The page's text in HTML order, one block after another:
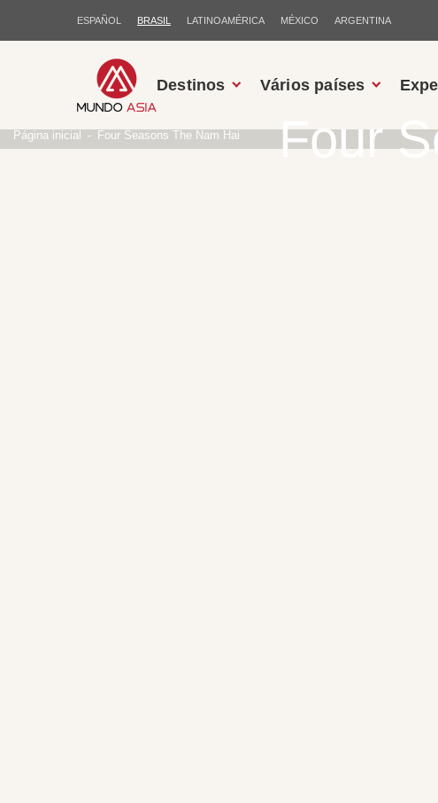
ESPAÑOL BRASIL LATINOAMÉRICA MÉXICO ARGENTINA
Destinos Vários países
Four
Página inicial Four Seasons The Nam Hai